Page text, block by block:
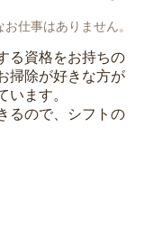
仕事はありません。
る資格をお持ちの
掃除が好きな方が
います。
るので、シフトの